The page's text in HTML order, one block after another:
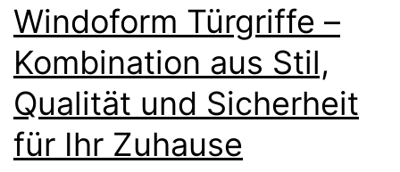
Windoform Türgriffe –
Kombination aus Stil,
Qualität und Sicherheit
für Ihr Zuhause